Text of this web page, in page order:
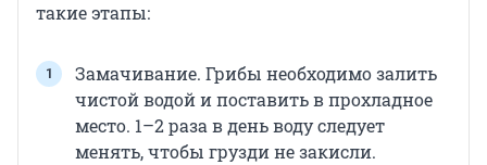
такие этапы:
Замачивание. Грибы необходимо залить
чистой водой и поставить в прохладное
место. 1–2 раза в день воду следует
менять, чтобы грузди не закисли.